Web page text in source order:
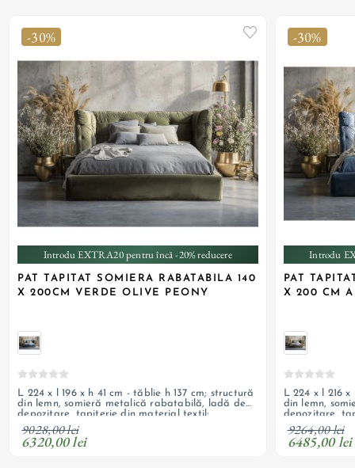
-30%
Introdu EXTRA20 pentru încă -20% reducere
PAT TAPITAT SOMIERA RABATABILA 140
X 200CM VERDE OLIVE PEONY
L 224 x l 196 x h 41 cm - tăblie h 137 cm; structură
din lemn, somieră metalică rabatabilă, ladă de
depozitare, tapițerie din material textil;
personalizabil
9028,00 lei
6320,00 lei
-30%
Introdu
PAT
X 200 CM
L 224 x l 216
din lemn,
depozitare,
personalizabil
9264,00 lei
6485,00 lei